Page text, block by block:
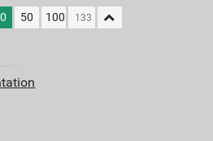
50 100